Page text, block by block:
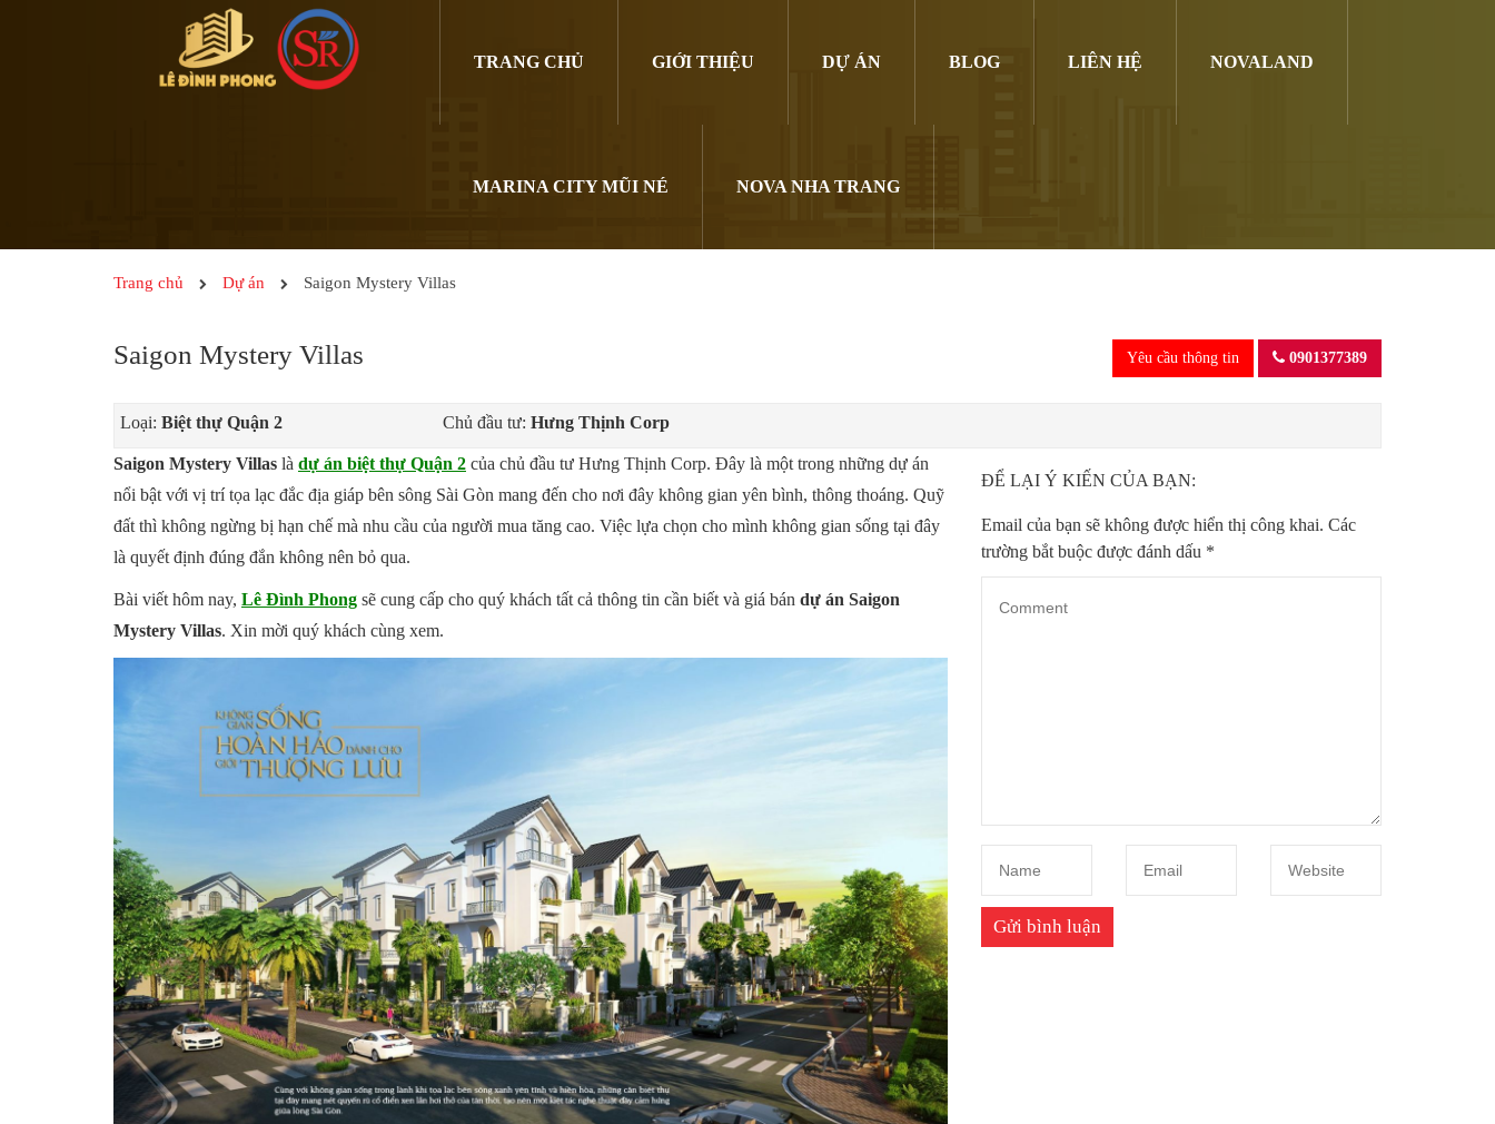
TRANG CHỦ GIỚI THIỆU DỰ ÁN BLOG LIÊN HỆ NOVALAND
MARINA CITY MŨI NÉ NOVA NHA TRANG
Trang chủ Dự án Saigon Mystery Villas
Saigon Mystery Villas Yêu cầu thông tin 0901377389
Loại: Biệt thự Quận 2 Chủ đầu tư: Hưng Thịnh Corp
Saigon Mystery Villas là dự án biệt thự Quận 2 của chủ đầu tư Hưng Thịnh Corp. Đây là một trong những dự án
nổi bật với vị trí tọa lạc đắc địa giáp bên sông Sài Gòn mang đến cho nơi đây không gian yên bình, thông thoáng. Quỹ
đất thì không ngừng bị hạn chế mà nhu cầu của người mua tăng cao. Việc lựa chọn cho mình không gian sống tại đây
là quyết định đúng đắn không nên bỏ qua.
Bài viết hôm nay, Lê Đình Phong sẽ cung cấp cho quý khách tất cả thông tin cần biết và giá bán dự án Saigon
Mystery Villas. Xin mời quý khách cùng xem.
ĐỂ LẠI Ý KIẾN CỦA BẠN:
Email của bạn sẽ không được hiển thị công khai. Các
trường bắt buộc được đánh dấu *